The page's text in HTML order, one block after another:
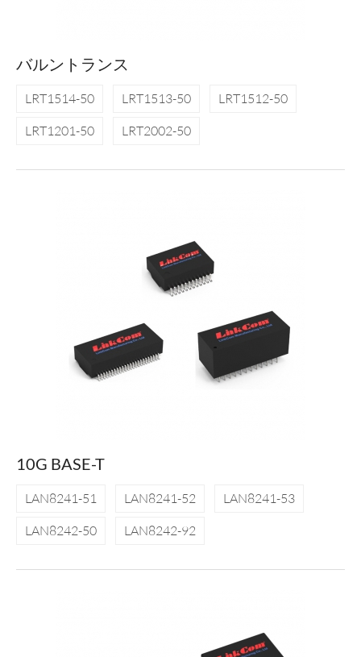
バルントランス
LRT1514-50 LRT1513-50
LRT1512-50
LRT1201-50
LRT2002-50
10G BASE-T
LAN8241-51 LAN8241-52
LAN8241-53
LAN8242-50
LAN8242-92